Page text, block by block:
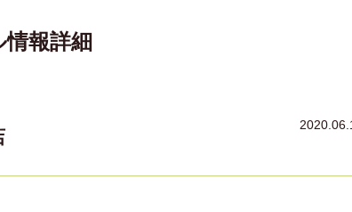
報詳細